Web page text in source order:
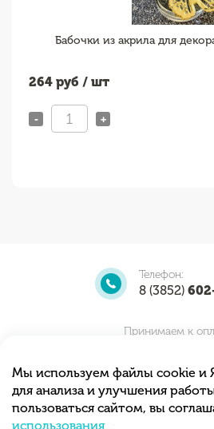
Бабочки из акрила для
264 руб / шт
- +
Телефон:
8 (3852)
Мы принимаем заказы
Принимаем к
Мы используем файлы cookie и
для анализа и улучшения
пользоваться сайтом, вы
использования